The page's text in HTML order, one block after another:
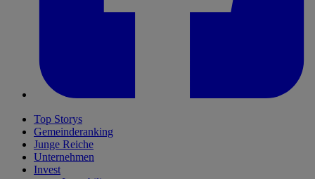
Top Storys
Gemeinderanking
Junge Reiche
Unternehmen
Invest